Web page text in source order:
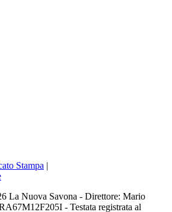
Stampa |
La Nuova Savona - Direttore: Mario
- Testata registrata al